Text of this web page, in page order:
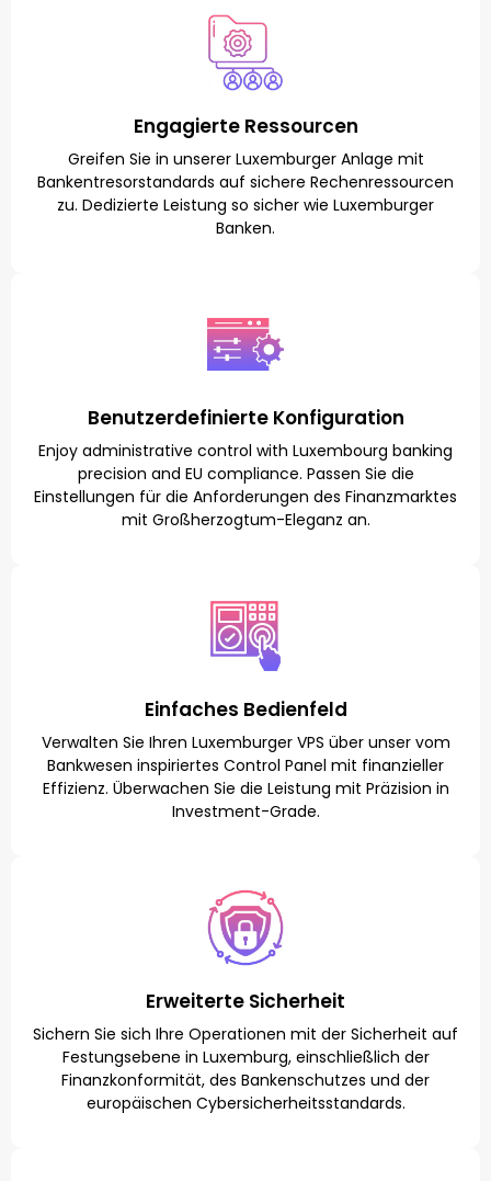
Engagierte Ressourcen
Greifen Sie in unserer Luxemburger Anlage mit
Bankentresorstandards auf sichere Rechenressourcen
zu. Dedizierte Leistung so sicher wie Luxemburger
Banken.
Benutzerdefinierte Konfiguration
Enjoy administrative control with Luxembourg banking
precision and EU compliance. Passen Sie die
Einstellungen für die Anforderungen des Finanzmarktes
mit Großherzogtum-Eleganz an.
Einfaches Bedienfeld
Verwalten Sie Ihren Luxemburger VPS über unser vom
Bankwesen inspiriertes Control Panel mit finanzieller
Effizienz. Überwachen Sie die Leistung mit Präzision in
Investment-Grade.
Erweiterte Sicherheit
Sichern Sie sich Ihre Operationen mit der Sicherheit auf
Festungsebene in Luxemburg, einschließlich der
Finanzkonformität, des Bankenschutzes und der
europäischen Cybersicherheitsstandards.